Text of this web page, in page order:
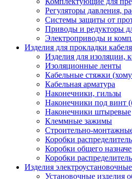
Регуляторы давления,
Системы защиты от
Приводы и редукторы
Электроприводы и
Изделия для прокладки кабеля
Изделия для изоляции,
Изоляционные ленты
Кабельные стяжки
Кабельная арматура
Наконечники, гильзы
Наконечники под винт
Наконечники штыревые
Клеммные зажимы
Строительно-
Коробки
Коробки общего
Коробки
Изделия электроустановочные
Установочные изделия